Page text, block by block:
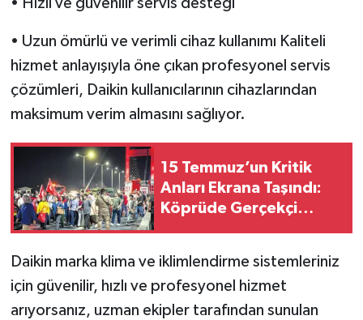
• Hızlı ve güvenilir servis desteği
• Uzun ömürlü ve verimli cihaz kullanımı Kaliteli
hizmet anlayışıyla öne çıkan profesyonel servis
çözümleri, Daikin kullanıcılarının cihazlarından
maksimum verim almasını sağlıyor.
15 Temmuz’un Kritik
Anları Ekrana Taşındı:
Köprüde Gerçekçi
Daikin marka klima ve iklimlendirme sistemleriniz
için güvenilir, hızlı ve profesyonel hizmet
arıyorsanız, uzman ekipler tarafından sunulan